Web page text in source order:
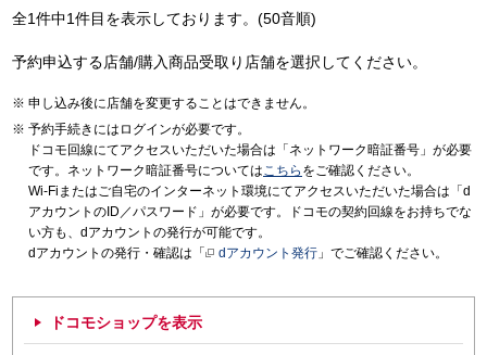
全1件中1件目を表示しております。(50音順)
予約申込する店舗/購入商品受取り店舗を選択してください。
申し込み後に店舗を変更することはできません。
予約手続きにはログインが必要です。
ドコモ回線にてアクセスいただいた場合は「ネットワーク暗証番号」が必要
です。ネットワーク暗証番号についてはこちら をご確認ください。
Wi-Fiまたはご自宅のインターネット環境にてアクセスいただいた場合は「d
アカウントのID／パスワード」が必要です。ドコモの契約回線をお持ちでな
い方も、dアカウントの発行が可能です。
dアカウントの発行・確認は「
dアカウント発行 」でご確認ください。
ドコモショップを表示